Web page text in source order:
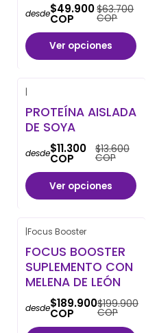
desde$49.900
COP
$63.700
COP
Ver opciones
|
PROTEÍNA AISLADA
DE SOYA
desde$11.300
COP
$13.600
COP
Ver opciones
|Focus Booster
FOCUS BOOSTER
SUPLEMENTO CON
MELENA DE LEÓN
desde$189.900
COP
$199.900
COP